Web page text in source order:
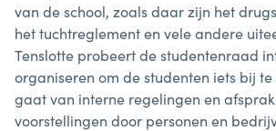
van de school, zoals daar zijn het
het tuchtreglement en vele andere
Tenslotte probeert de studentenraad
organiseren om de studenten iets bij
gaat van interne regelingen en
voorstellingen door personen en